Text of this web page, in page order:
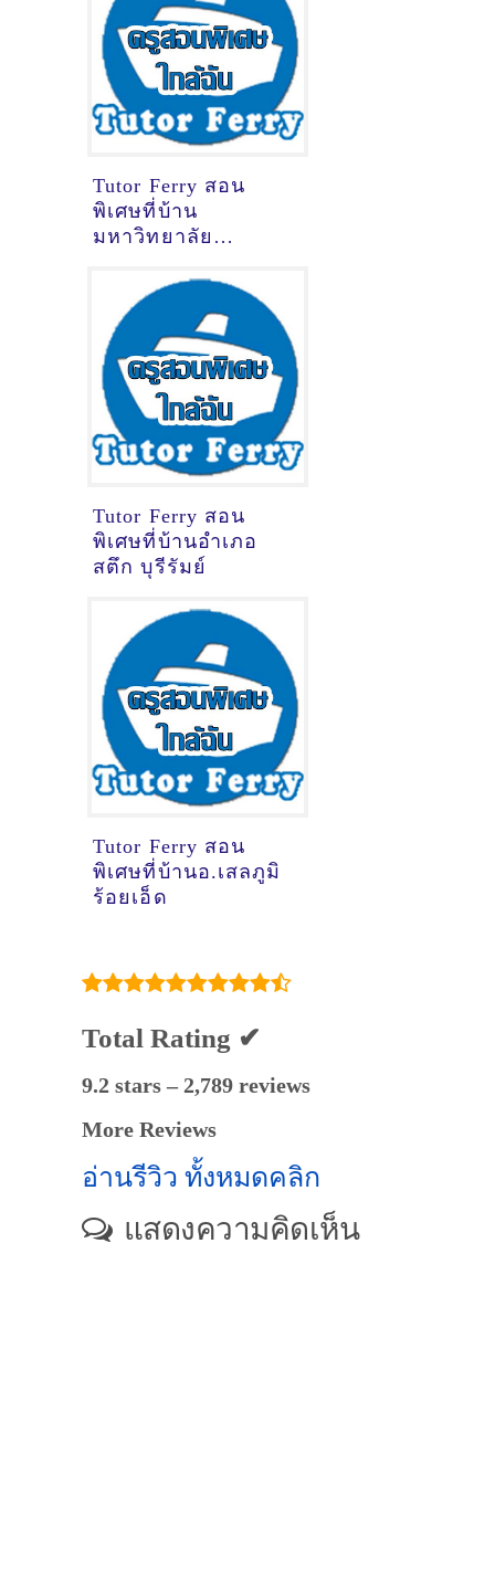
Tutor Ferry สอน
พิเศษที่บ้าน
มหาวิทยาลัย
รัตนโกสินทร์
นครปฐม
Tutor Ferry สอน
พิเศษที่บ้านอำเภอ
สตึก บุรีรัมย์
Tutor Ferry สอน
พิเศษที่บ้านอ.เสลภูมิ
ร้อยเอ็ด
Total Rating ✔
9.2 stars – 2,789 reviews
More Reviews
อ่านรีวิว ทั้งหมดคลิก
แสดงความคิดเห็น